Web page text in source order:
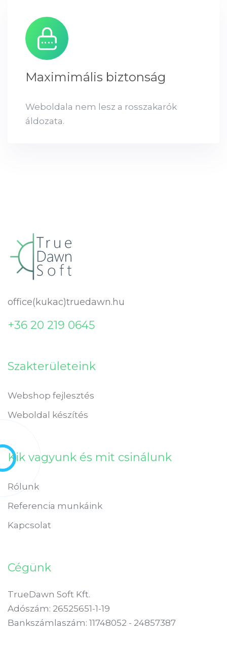
Maximimális biztonság
Weboldala nem lesz a rosszakarók
áldozata.
office(kukac)truedawn.hu
+36 20 219 0645
Szakterületeink
Webshop fejlesztés
Weboldal készítés
Kik vagyunk és mit csinálunk
Rólunk
Referencia munkáink
Kapcsolat
Cégünk
TrueDawn Soft Kft.
Adószám: 26525651-1-19
Bankszámlaszám: 11748052 - 24857387